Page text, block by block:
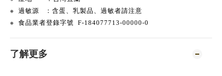
※ 過敏源 ：含蛋、乳製品、過敏者請注意
※ 食品業者登錄字號 F-184077713-00000-0
了解更多